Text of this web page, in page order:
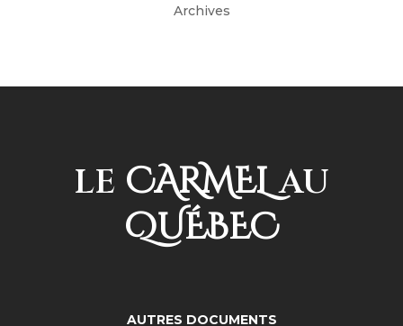
Archives
LE CARMELAU
QUÉBEC
AUTRES DOCUMENTS